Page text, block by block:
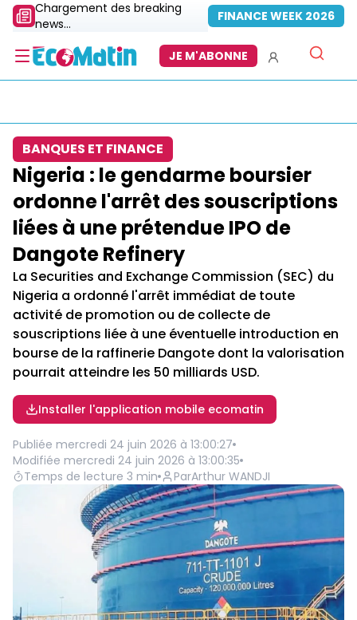
Chargement des breaking
news...
FINANCE WEEK 2026
JE M'ABONNE
BANQUES ET FINANCE
Nigeria : le gendarme boursier
ordonne l'arrêt des souscriptions
liées à une prétendue IPO de
Dangote Refinery
La Securities and Exchange Commission (SEC) du
Nigeria a ordonné l'arrêt immédiat de toute
activité de promotion ou de collecte de
souscriptions liée à une éventuelle introduction en
bourse de la raffinerie Dangote dont la valorisation
pourrait atteindre les 50 milliards USD.
Installer l'application mobile ecomatin
Publiée mercredi 24 juin 2026 à 13:00:27
Modifiée mercredi 24 juin 2026 à 13:00:35
Temps de lecture 3 min ParArthur WANDJI